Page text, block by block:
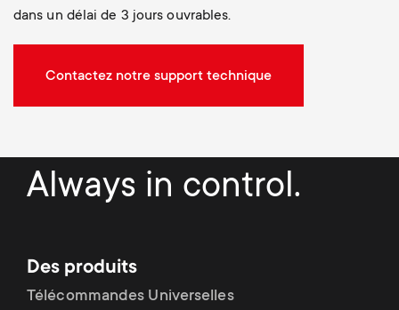
dans un délai de 3 jours ouvrables.
Contactez notre support technique
Always in control.
Des produits
Télécommandes Universelles